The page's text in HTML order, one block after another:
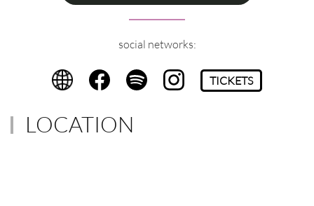
social networks:
TICKETS
LOCATION